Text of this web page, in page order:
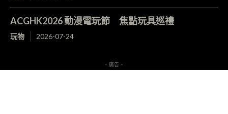
ACGHK2026 動漫電玩節 焦點玩具巡禮
玩物 2026-07-24
- 廣告 -